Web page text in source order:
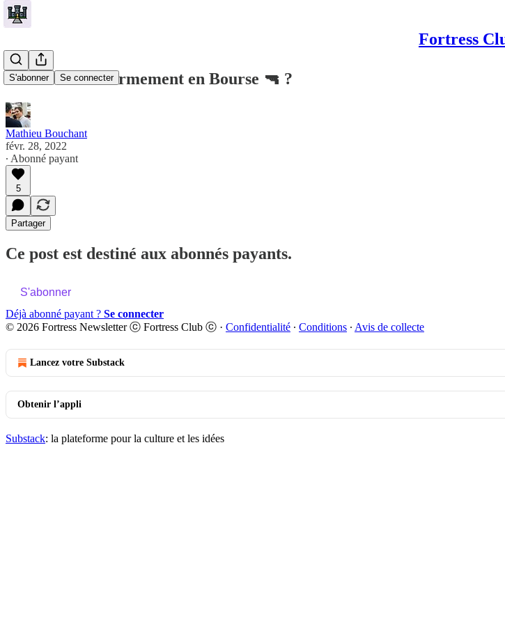
Fortress
S'abonner Se connecter
🏰 Miser sur l'armement en Bourse 🔫 ?
Mathieu Bouchant
févr. 28, 2022
∙ Abonné payant
5
Partager
Ce post est destiné aux abonnés payants.
S'abonner
Déjà abonné payant ? Se connecter
© 2026 Fortress Newsletter ⓒ Fortress Club ⓒ · Confidentialité ∙ Conditions ∙ Avis de collecte
Lancez votre Substack
Obtenir l’appli
Substack: la plateforme pour la culture et les idées